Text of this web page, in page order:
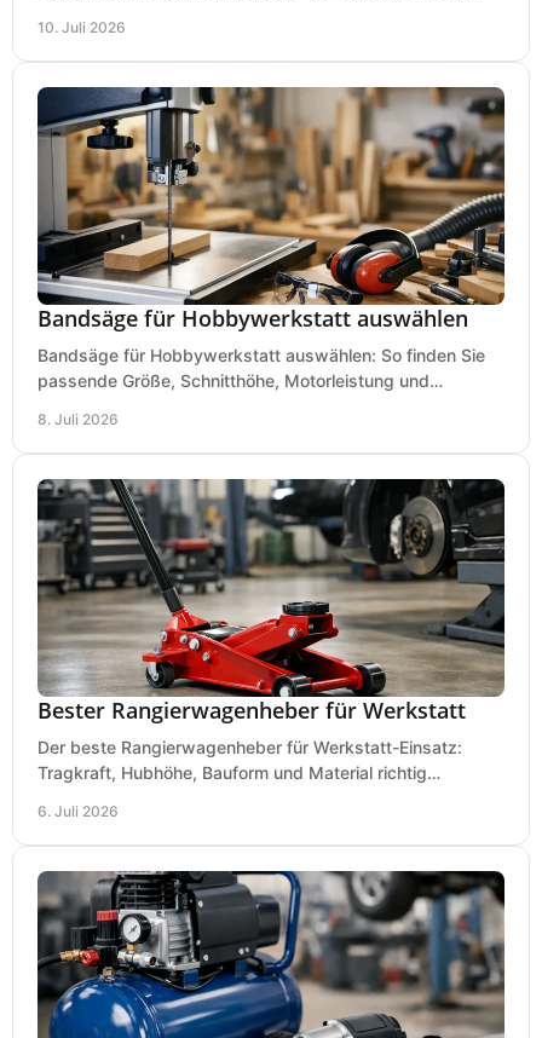
10. Juli 2026
Bandsäge für Hobbywerkstatt auswählen
Bandsäge für Hobbywerkstatt auswählen: So finden Sie
passende Größe, Schnitthöhe, Motorleistung und
8. Juli 2026
Bester Rangierwagenheber für Werkstatt
Der beste Rangierwagenheber für Werkstatt-Einsatz:
Tragkraft, Hubhöhe, Bauform und Material richtig
6. Juli 2026